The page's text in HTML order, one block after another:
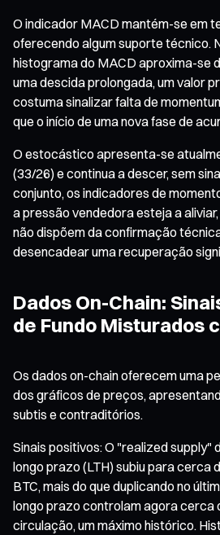
O indicador MACD mantém-se em
oferecendo algum suporte técnico.
histograma do MACD aproxima-se
uma descida prolongada, um valor
costuma sinalizar falta de
que o início de uma nova fase de
O estocástico apresenta-se
(33/26) e continua a descer, sem
conjunto, os indicadores de
a pressão vendedora esteja a
não dispõem da confirmação
desencadear uma recuperação
Dados On-Chain:
de Fundo Misturados
Os dados on-chain oferecem uma
dos gráficos de preços,
subtis e contraditórios.
Sinais positivos: O "realized supply"
longo prazo (LTH) subiu para cerca
BTC, mais do que duplicando no
longo prazo controlam agora cerca
circulação, um máximo histórico.